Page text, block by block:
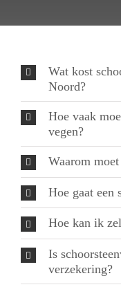
Wat kost
Noord?
Hoe vaak
vegen?
Waarom
Hoe gaat een
Hoe kan ik
Is
verzekering?